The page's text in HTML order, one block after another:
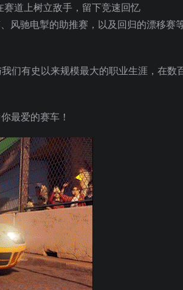
道上树立敌手，留下竞速回忆
风驰电掣的助推赛，以及回归的漂移赛
们有史以来规模最大的职业生涯，在数
最爱的赛车！